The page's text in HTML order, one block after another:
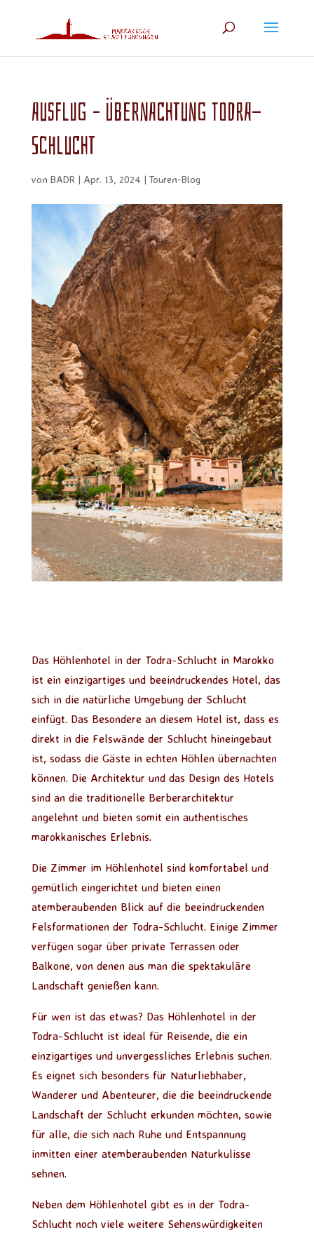
Ausflug – Übernachtung Todra-
Schlucht
von BADR | Apr. 13, 2024 | Touren-Blog
Das Höhlenhotel in der Todra-Schlucht in Marokko
ist ein einzigartiges und beeindruckendes Hotel, das
sich in die natürliche Umgebung der Schlucht
einfügt. Das Besondere an diesem Hotel ist, dass es
direkt in die Felswände der Schlucht hineingebaut
ist, sodass die Gäste in echten Höhlen übernachten
können. Die Architektur und das Design des Hotels
sind an die traditionelle Berberarchitektur
angelehnt und bieten somit ein authentisches
marokkanisches Erlebnis.
Die Zimmer im Höhlenhotel sind komfortabel und
gemütlich eingerichtet und bieten einen
atemberaubenden Blick auf die beeindruckenden
Felsformationen der Todra-Schlucht. Einige Zimmer
verfügen sogar über private Terrassen oder
Balkone, von denen aus man die spektakuläre
Landschaft genießen kann.
Für wen ist das etwas? Das Höhlenhotel in der
Todra-Schlucht ist ideal für Reisende, die ein
einzigartiges und unvergessliches Erlebnis suchen.
Es eignet sich besonders für Naturliebhaber,
Wanderer und Abenteurer, die die beeindruckende
Landschaft der Schlucht erkunden möchten, sowie
für alle, die sich nach Ruhe und Entspannung
inmitten einer atemberaubenden Naturkulisse
sehnen.
Neben dem Höhlenhotel gibt es in der Todra-
Schlucht noch viele weitere Sehenswürdigkeiten